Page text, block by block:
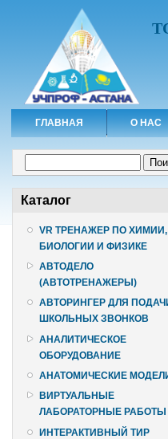
ГЛАВНАЯ О НАС
Каталог
VR ТРЕНАЖЕР ПО ХИМИИ,
БИОЛОГИИ И ФИЗИКЕ
АВТОДЕЛО
(АВТОТРЕНАЖЕРЫ)
АВТОРИНГЕР ДЛЯ
ШКОЛЬНЫХ ЗВОНКОВ
АНАЛИТИЧЕСКОЕ
ОБОРУДОВАНИЕ
АНАТОМИЧЕСКИЕ
ВИРТУАЛЬНЫЕ
ЛАБОРАТОРНЫЕ РАБОТЫ
ИНТЕРАКТИВНЫЙ ТИР